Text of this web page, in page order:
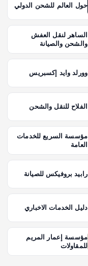
حول العالم للشحن الدولي
الساهر لنقل العفش
والشحن والصيانة
وورلد وايد إكسبريس
الفلاح للنقل والشحن
مؤسسة السريع للخدمات
العامة
رابيد بروفيكس للصيانة
دليل الخدمات الاخباري
مؤسسة إعمار المريم
للمقاولات